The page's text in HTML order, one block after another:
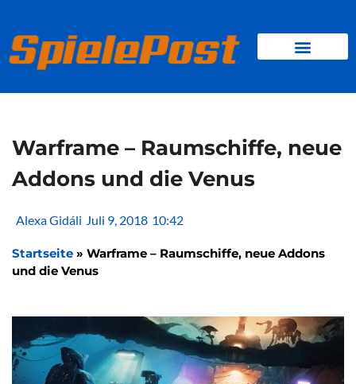
springen
Warframe – Raumschiffe, neue
Addons und die Venus
Alexa Gidáli Juli 9, 2018 10:42
Startseite » Warframe – Raumschiffe, neue Addons
und die Venus